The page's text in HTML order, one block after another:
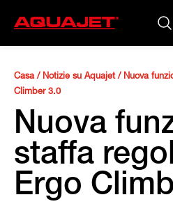
Casa/ Notizie su Aquajet/ Nuova
Climber 3.0
Nuova
staffa
Ergo